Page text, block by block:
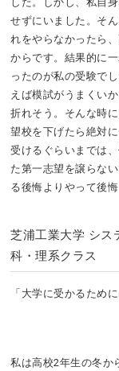
せずにいました。そ
れをやらなかったら
からです。結果的に
ったのが私の受験で
えば模試がうまくい
折れそう。そんな時
望校を下げたら絶対
受けるぐらいまでは
た第一志望を譲らな
る後悔よりやって後
芝浦工業大学 シス
科・理系クラス
「大学に受かるために
私は高校2年生の冬か